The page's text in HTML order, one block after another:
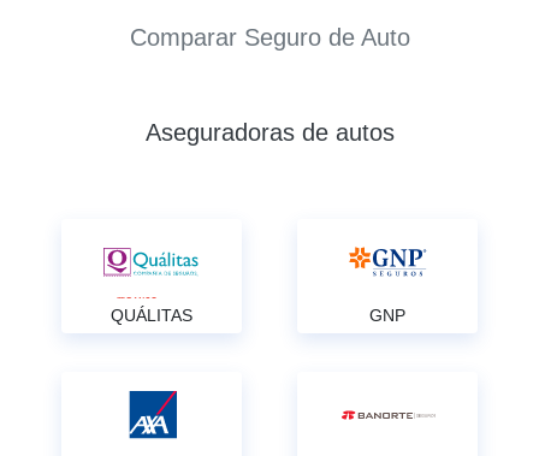
Comparar Seguro de Auto
Aseguradoras de autos
QUÁLITAS GNP